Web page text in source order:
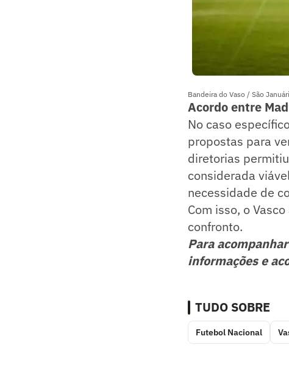
Bandeira do Vaso / São
Acordo entre
No caso
propostas para
diretorias
considerada
necessidade de
Com isso, o
confronto.
Para
informações e
TUDO SOBRE
Futebol Nacional